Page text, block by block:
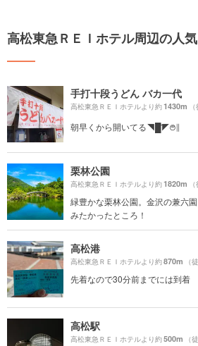
高松東急ＲＥＩホテル周辺の人
手打十段うどん バカ一代
高松東急ＲＥＩホテルより約1430m
朝早くから開いてる◥█̆̈◤࿉∥
栗林公園
高松東急ＲＥＩホテルより約1820m
緑豊かな栗林公園。金沢の兼六
みたかったところ！
高松港
高松東急ＲＥＩホテルより約870m （
先着なので30分前までには到着
高松駅
高松東急ＲＥＩホテルより約500m （